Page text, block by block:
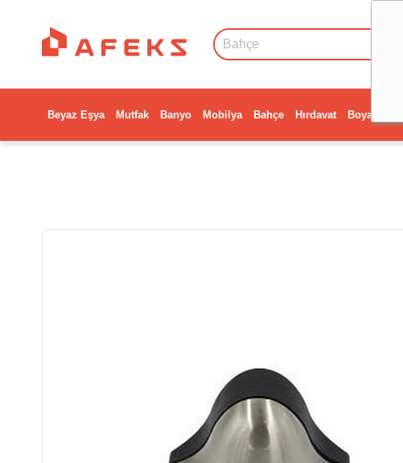
Beyaz Eşya Mutfak Banyo Mobilya Bahçe Hırdavat Boya